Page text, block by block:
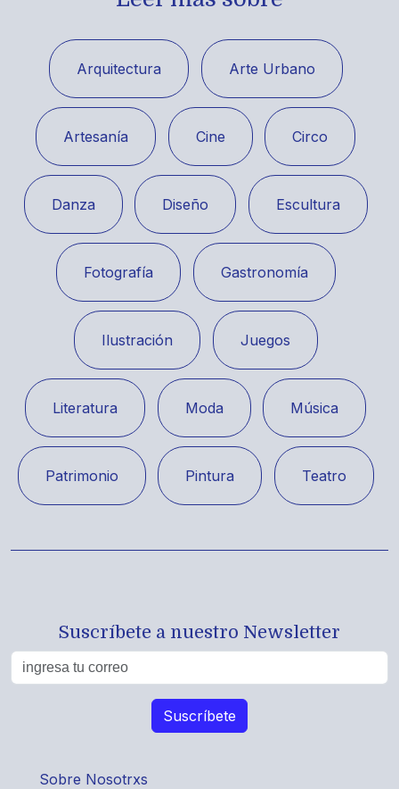
Arquitectura Arte Urbano
Artesanía Cine Circo
Danza Diseño Escultura
Fotografía Gastronomía
Ilustración Juegos
Literatura Moda Música
Patrimonio Pintura Teatro
Suscríbete a nuestro Newsletter
Sobre Nosotrxs